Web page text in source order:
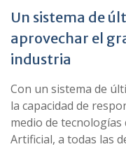
Un sistema de
aprovechar el
industria
Con un sistema de
la capacidad de
medio de
Artificial, a todas las